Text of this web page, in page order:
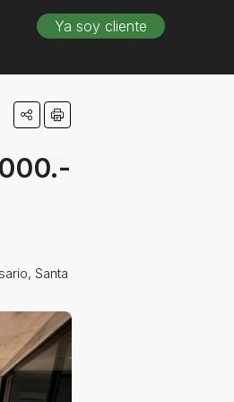
Ya soy cliente
Santa Fe, S2000, Argentina